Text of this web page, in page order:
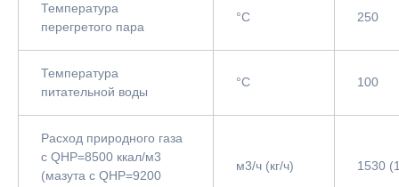
Температура
перегретого пара
°С 250
Температура
питательной воды
°С 100
Расход природного газа
с QНР=8500 ккал/м3
(мазута с QНР=9200
м3/ч (кг/ч) 1530